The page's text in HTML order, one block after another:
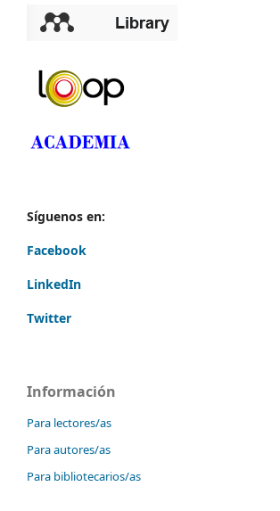
Síguenos en:
Facebook
LinkedIn
Twitter
Información
Para lectores/as
Para autores/as
Para bibliotecarios/as